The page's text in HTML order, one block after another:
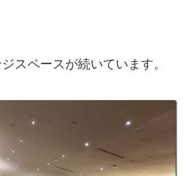
スペースが続いています。